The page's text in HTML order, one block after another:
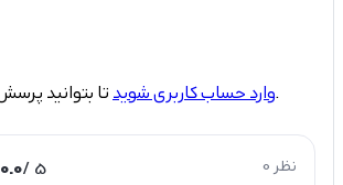
وارد حساب کاربری شویدتا بتوانید پرسش یا پاسخ ثبت کنید.
0.0/ 5 0 نظر